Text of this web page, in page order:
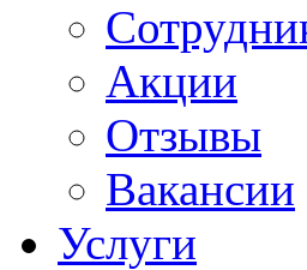
Акции
Отзывы
Вакансии
Услуги